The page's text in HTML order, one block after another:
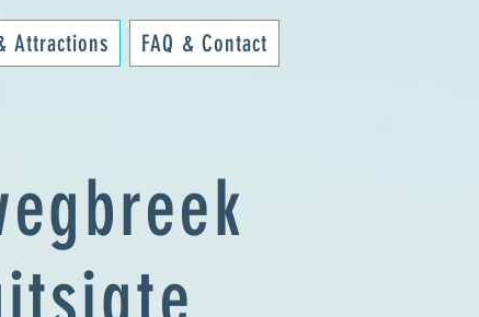
Attractions FAQ & Contact